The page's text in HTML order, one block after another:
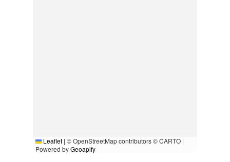
Leaflet | © OpenStreetMap contributors © CARTO |
Powered byGeoapify